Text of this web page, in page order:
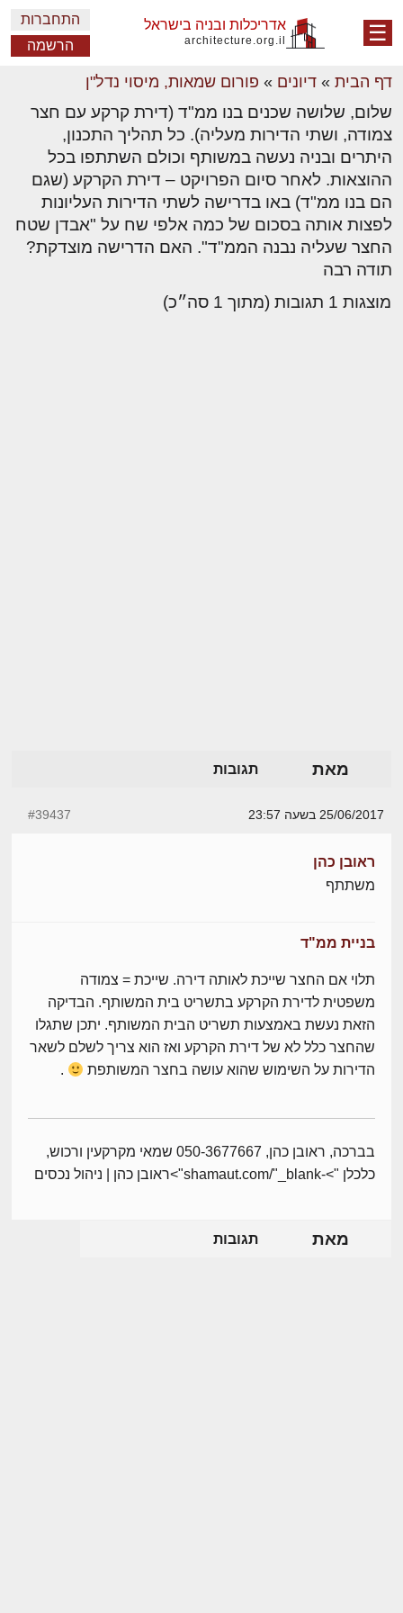
☰ אדריכלות ובניה בישראל
architecture.org.il
התחברות
הרשמה
דף הבית » דיונים » פורום שמאות, מיסוי נדל"ן
שלום, שלושה שכנים בנו ממ"ד (דירת קרקע עם חצר
צמודה, ושתי הדירות מעליה). כל תהליך התכנון,
היתרים ובניה נעשה במשותף וכולם השתתפו בכל
ההוצאות. לאחר סיום הפרויקט – דירת הקרקע (שגם
הם בנו ממ"ד) באו בדרישה לשתי הדירות העליונות
לפצות אותה בסכום של כמה אלפי שח על "אבדן שטח
החצר שעליה נבנה הממ"ד". האם הדרישה מוצדקת?
תודה רבה
מוצגות 1 תגובות (מתוך 1 סה״כ)
מאת תגובות
25/06/2017 בשעה 23:57 #39437
ראובן כהן
משתתף
בניית ממ"ד
תלוי אם החצר שייכת לאותה דירה. שייכת = צמודה
משפטית לדירת הקרקע בתשריט בית המשותף. הבדיקה
הזאת נעשת באמצעות תשריט הבית המשותף. יתכן שתגלו
שהחצר כלל לא של דירת הקרקע ואז הוא צריך לשלם לשאר
הדירות על השימוש שהוא עושה בחצר המשותפת
.
בברכה, ראובן כהן, 050-3677667 שמאי מקרקעין ורכוש,
כלכלן ">-shamaut.com/"_blank">ראובן כהן | ניהול נכסים
מאת תגובות